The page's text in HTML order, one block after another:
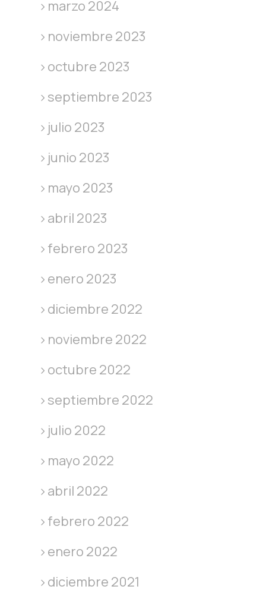
marzo 2024
noviembre 2023
octubre 2023
septiembre 2023
julio 2023
junio 2023
mayo 2023
abril 2023
febrero 2023
enero 2023
diciembre 2022
noviembre 2022
octubre 2022
septiembre 2022
julio 2022
mayo 2022
abril 2022
febrero 2022
enero 2022
diciembre 2021